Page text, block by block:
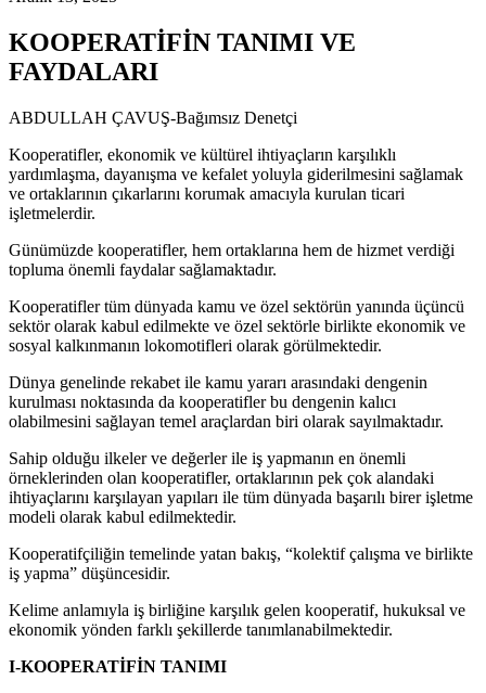
KOOPERATİFİN TANIMI VE
FAYDALARI
ABDULLAH ÇAVUŞ-Bağımsız Denetçi
Kooperatifler, ekonomik ve kültürel ihtiyaçların karşılıklı
yardımlaşma, dayanışma ve kefalet yoluyla giderilmesini sağlamak
ve ortaklarının çıkarlarını korumak amacıyla kurulan ticari
işletmelerdir.
Günümüzde kooperatifler, hem ortaklarına hem de hizmet verdiği
topluma önemli faydalar sağlamaktadır.
Kooperatifler tüm dünyada kamu ve özel sektörün yanında üçüncü
sektör olarak kabul edilmekte ve özel sektörle birlikte ekonomik ve
sosyal kalkınmanın lokomotifleri olarak görülmektedir.
Dünya genelinde rekabet ile kamu yararı arasındaki dengenin
kurulması noktasında da kooperatifler bu dengenin kalıcı
olabilmesini sağlayan temel araçlardan biri olarak sayılmaktadır.
Sahip olduğu ilkeler ve değerler ile iş yapmanın en önemli
örneklerinden olan kooperatifler, ortaklarının pek çok alandaki
ihtiyaçlarını karşılayan yapıları ile tüm dünyada başarılı birer işletme
modeli olarak kabul edilmektedir.
Kooperatifçiliğin temelinde yatan bakış, “kolektif çalışma ve birlikte
iş yapma” düşüncesidir.
Kelime anlamıyla iş birliğine karşılık gelen kooperatif, hukuksal ve
ekonomik yönden farklı şekillerde tanımlanabilmektedir.
I-KOOPERATİFİN TANIMI